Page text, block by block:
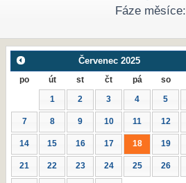
Fáze měsíce:
Červenec 2025
po út st čt pá so
1 2 3 4 5
7 8 9 10 11 12
14 15 16 17 18 19
21 22 23 24 25 26